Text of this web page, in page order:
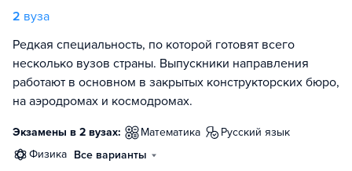
2 вуза
Редкая специальность, по которой готовят всего
несколько вузов страны. Выпускники направления
работают в основном в закрытых конструкторских бюро,
на аэродромах и космодромах.
Экзамены в 2 вузах: математика
русский язык
физика Все варианты